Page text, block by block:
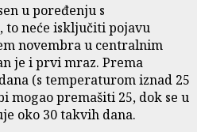
u poređenju s
to neće isključiti pojavu
novembra u centralnim
je i prvi mraz. Prema
(s temperaturom iznad 25
mogao premašiti 25, dok se u
oko 30 takvih dana.